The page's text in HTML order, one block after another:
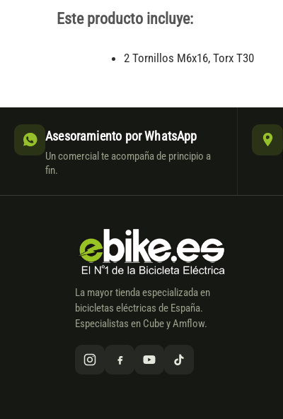
Este producto incluye:
2 Tornillos M6x16, Torx T30
Asesoramiento por WhatsApp
Un comercial te acompaña de principio a
fin.
La mayor tienda especializada en
bicicletas eléctricas de España.
Especialistas en Cube y Amflow.